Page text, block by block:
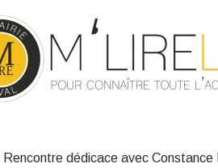
Rencontre dédicace avec Constance